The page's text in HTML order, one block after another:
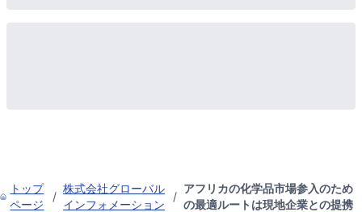
トップ
ページ
/
株式会社グローバル
インフォメーション
/
アフリカの化学品市場参入のため
の最適ルートは現地企業との提携